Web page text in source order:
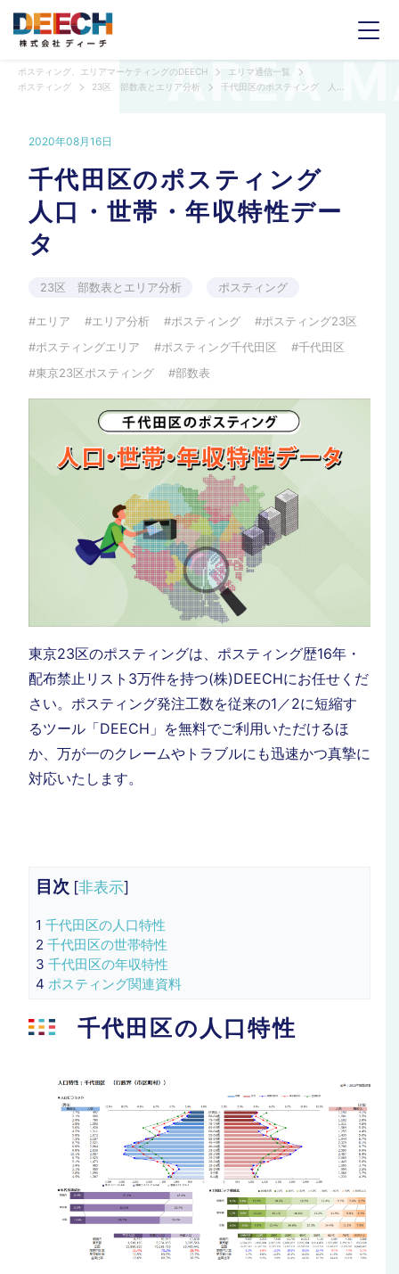
ポスティング、エリアマーケティングのDEECH
エリマ通信一覧
ポスティング
23区 部数表とエリア分析
2020年08月16日
千代田区のポスティング
人口・世帯・年収特性デー
タ
23区 部数表とエリア分析 ポスティング
エリア エリア分析 ポスティング
ポスティング23区
ポスティングエリア
ポスティング千代田区
千代田区
東京23区ポスティング
部数表
東京23区のポスティングは、ポスティング歴16年・
配布禁止リスト3万件を持つ(株)DEECHにお任せくだ
さい。ポスティング発注工数を従来の1／2に短縮す
るツール「DEECH」を無料でご利用いただけるほ
か、万が一のクレームやトラブルにも迅速かつ真摯に
対応いたします。
目次 [非表示]
1 千代田区の人口特性
2 千代田区の世帯特性
3 千代田区の年収特性
4 ポスティング関連資料
千代田区の人口特性